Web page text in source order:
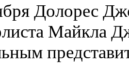
Долорес
Майкла